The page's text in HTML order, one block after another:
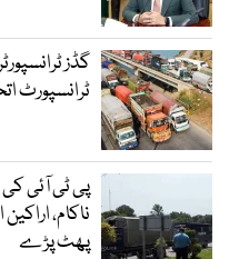
گڈز
ٹرانسپورٹ
پی ٹی آئی
ناکام،
پھٹ پڑے